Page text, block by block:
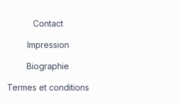
Contact
Impression
Biographie
Termes et conditions